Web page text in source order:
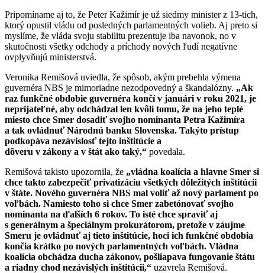
Pripomíname aj to, že Peter Kažimír je už siedmy minister z 13-tich,
ktorý opustil vládu od posledných parlamentných volieb. Aj preto si
myslíme, že vláda svoju stabilitu prezentuje iba navonok, no v
skutočnosti všetky odchody a príchody nových ľudí negatívne
ovplyvňujú ministerstvá.
Veronika Remišová uviedla, že spôsob, akým prebehla výmena
guvernéra NBS je mimoriadne nezodpovedný a škandalózny. „Ak
raz funkčné obdobie guvernéra končí v januári v roku 2021, je
neprijateľné, aby odchádzal len kvôli tomu, že na jeho teplé
miesto chce Smer dosadiť svojho nominanta Petra Kažimíra
a tak ovládnuť Národnú banku Slovenska. Takýto prístup
podkopáva nezávislosť tejto inštitúcie a
dôveru v zákony a v štát ako taký,“ povedala.
Remišová takisto upozornila, že „vládna koalícia a hlavne Smer si
chce takto zabezpečiť privatizáciu všetkých dôležitých inštitúcii
v štáte. Nového guvernéra NBS mal voliť až nový parlament po
voľbách. Namiesto toho si chce Smer zabetónovať svojho
nominanta na ďalších 6 rokov. To isté chce spraviť aj
s generálnym a špeciálnym prokurátorom, pretože v záujme
Smeru je ovládnuť aj tieto inštitúcie, hoci ich funkčné obdobia
končia krátko po nových parlamentných voľbách. Vládna
koalícia obchádza ducha zákonov, pošliapava fungovanie štátu
a riadny chod nezávislých inštitúcii,“ uzavrela Remišová.